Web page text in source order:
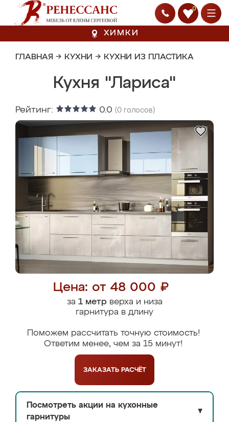
0
ХИМКИ
ГЛАВНАЯ → КУХНИ → КУХНИ ИЗ ПЛАСТИКА
Кухня "Лариса"
Рейтинг: 0.0 (0 голосов)
Цена: от 48 000 ₽
за 1 метрверха и низа
гарнитура в длину
Поможем рассчитать точную стоимость!
Ответим менее, чем за 15 минут!
ЗАКАЗАТЬ РАСЧЁТ
Посмотреть акции на кухонные
гарнитуры
▼